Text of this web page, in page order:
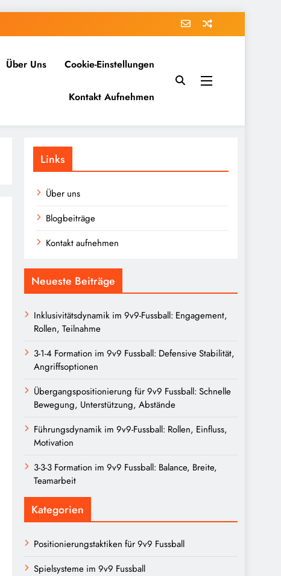
Über Uns Cookie-Einstellungen
Kontakt Aufnehmen
Links
Über uns
Blogbeiträge
Kontakt aufnehmen
Neueste Beiträge
Inklusivitätsdynamik im 9v9-Fussball: Engagement,
Rollen, Teilnahme
3-1-4 Formation im 9v9 Fussball: Defensive Stabilität,
Angriffsoptionen
Übergangspositionierung für 9v9 Fussball: Schnelle
Bewegung, Unterstützung, Abstände
Führungsdynamik im 9v9-Fussball: Rollen, Einfluss,
Motivation
3-3-3 Formation im 9v9 Fussball: Balance, Breite,
Teamarbeit
Kategorien
Positionierungstaktiken für 9v9 Fussball
Spielsysteme im 9v9 Fussball